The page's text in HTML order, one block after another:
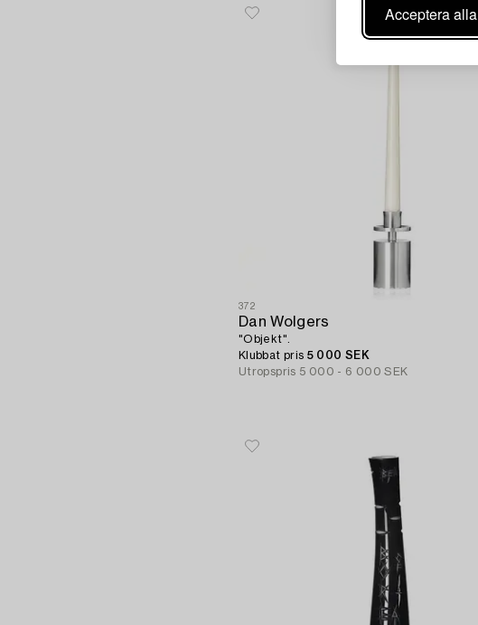
Acceptera alla
372
Dan Wolgers
"Objekt".
Klubbat pris 5 000 SEK
Utropspris 5 000 - 6 000 SEK